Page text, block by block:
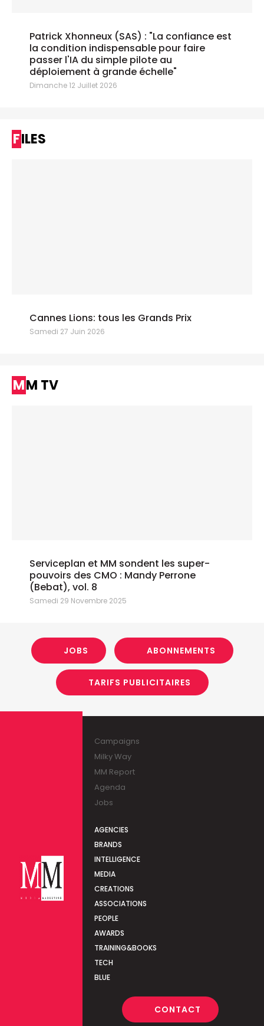
Patrick Xhonneux (SAS) : "La confiance est
la condition indispensable pour faire
passer l'IA du simple pilote au
déploiement à grande échelle"
Dimanche 12 Juillet 2026
FILES
Cannes Lions: tous les Grands Prix
Samedi 27 Juin 2026
MM TV
Serviceplan et MM sondent les super-
pouvoirs des CMO : Mandy Perrone
(Bebat), vol. 8
Samedi 29 Novembre 2025
JOBS ABONNEMENTS
TARIFS PUBLICITAIRES
Campaigns
Milky Way
MM Report
Agenda
Jobs
AGENCIES
BRANDS
INTELLIGENCE
MEDIA
CREATIONS
ASSOCIATIONS
PEOPLE
AWARDS
TRAINING&BOOKS
TECH
BLUE
CONTACT